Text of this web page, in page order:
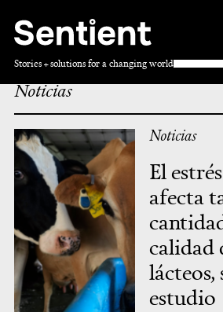
Stories + solutions for a changing world
Noticias
Noticias
El
afecta
calidad
lácteos,
estudio